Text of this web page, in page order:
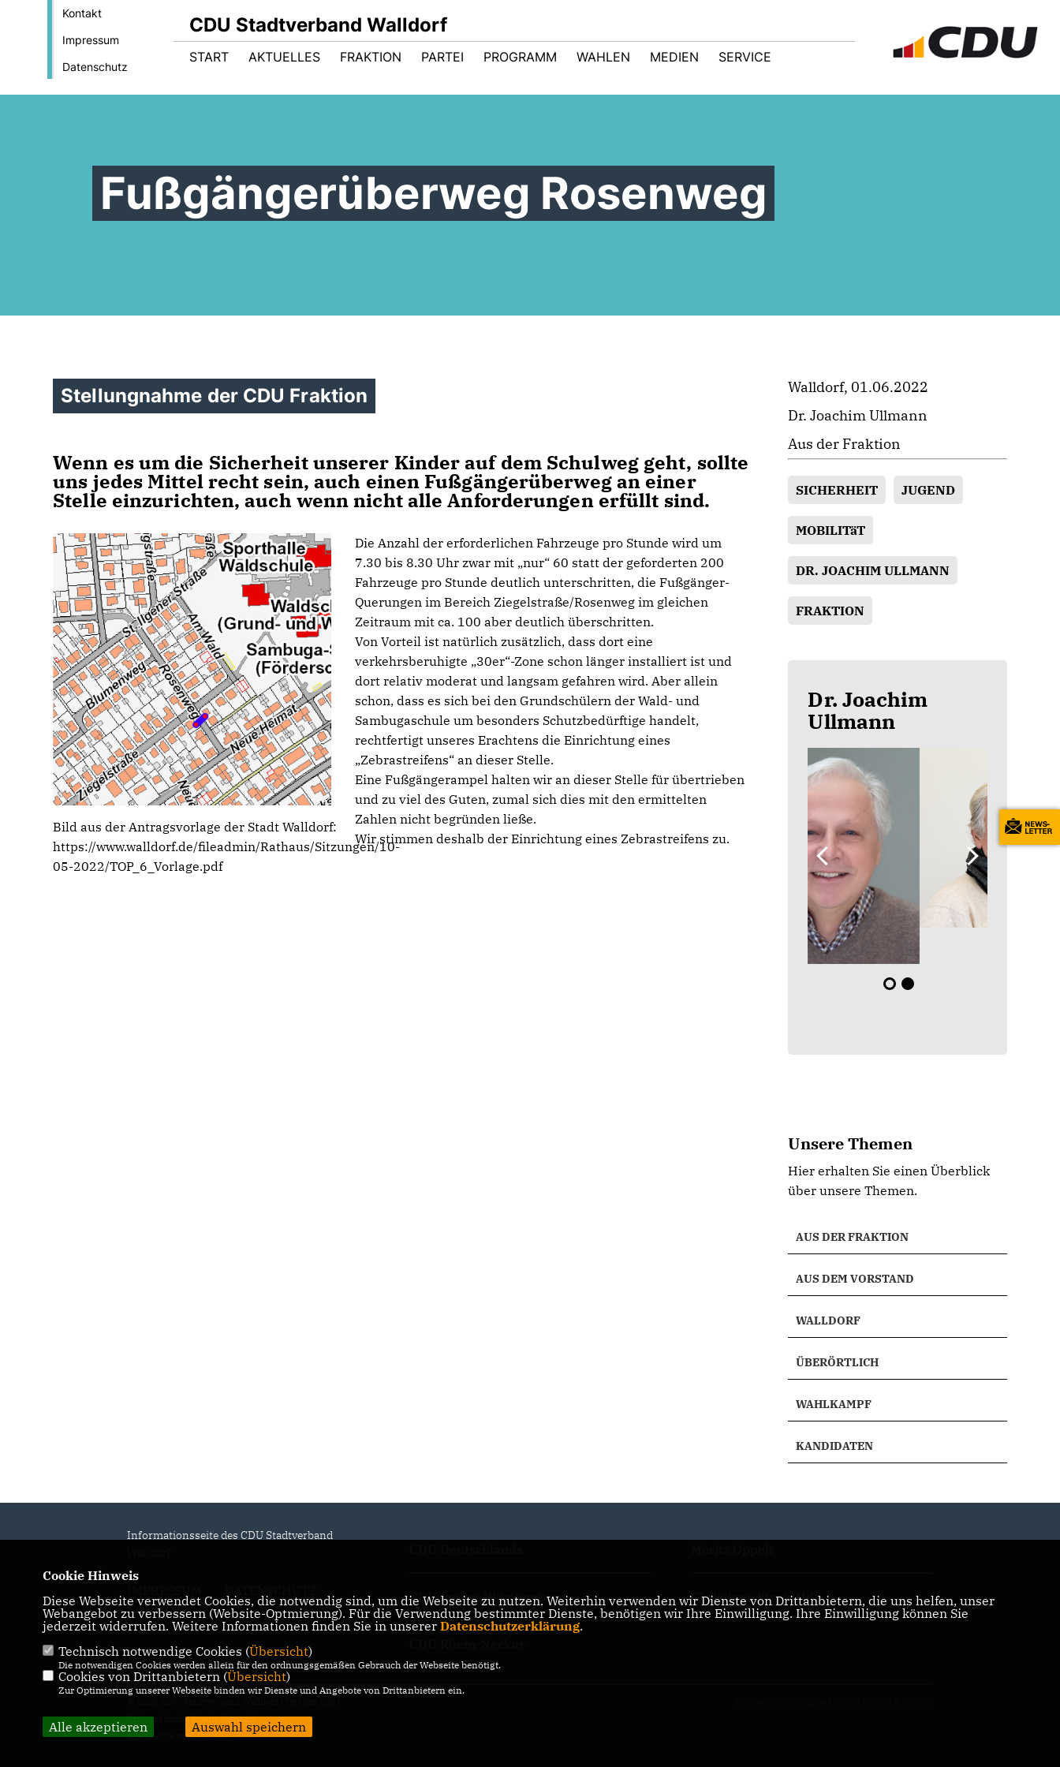
Kontakt
Impressum
Datenschutz
CDU Stadtverband Walldorf
START AKTUELLES FRAKTION PARTEI PROGRAMM WAHLEN MEDIEN SERVICE
Fußgängerüberweg Rosenweg
Stellungnahme der CDU Fraktion
Wenn es um die Sicherheit unserer Kinder auf dem Schulweg geht, sollte
uns jedes Mittel recht sein, auch einen Fußgängerüberweg an einer
Stelle einzurichten, auch wenn nicht alle Anforderungen erfüllt sind.
Bild aus der Antragsvorlage der Stadt Walldorf:
https://www.walldorf.de/fileadmin/Rathaus/Sitzungen/10-
05-2022/TOP_6_Vorlage.pdf
Die Anzahl der erforderlichen Fahrzeuge pro Stunde wird um
7.30 bis 8.30 Uhr zwar mit „nur“ 60 statt der geforderten 200
Fahrzeuge pro Stunde deutlich unterschritten, die Fußgänger-
Querungen im Bereich Ziegelstraße/Rosenweg im gleichen
Zeitraum mit ca. 100 aber deutlich überschritten.
Von Vorteil ist natürlich zusätzlich, dass dort eine
verkehrsberuhigte „30er“-Zone schon länger installiert ist und
dort relativ moderat und langsam gefahren wird. Aber allein
schon, dass es sich bei den Grundschülern der Wald- und
Sambugaschule um besonders Schutzbedürftige handelt,
rechtfertigt unseres Erachtens die Einrichtung eines
Zebrastreifens“ an dieser Stelle.
Eine Fußgängerampel halten wir an dieser Stelle für übertrieben
und zu viel des Guten, zumal sich dies mit den ermittelten
Zahlen nicht begründen ließe.
Wir stimmen deshalb der Einrichtung eines Zebrastreifens zu.
Walldorf, 01.06.2022
Dr. Joachim Ullmann
Aus der Fraktion
SICHERHEIT JUGEND
MOBILITäT
DR. JOACHIM ULLMANN
FRAKTION
Dr. Joachim
Ullmann
Unsere Themen
Hier erhalten Sie einen Überblick
über unsere Themen.
AUS DER FRAKTION
AUS DEM VORSTAND
WALLDORF
ÜBERÖRTLICH
WAHLKAMPF
KANDIDATEN
Informationsseite des CDU Stadtverband
KONTAKT
CDU Baden-Württemberg Christiane Staab MdL
Kreisverbands Rhein-Neckar)
Alle Rechte vorbehalten.
Cookie Hinweis
Diese Webseite verwendet Cookies, die notwendig sind, um die Webseite zu nutzen. Weiterhin verwenden wir Dienste von Drittanbietern, die uns helfen, unser
Webangebot zu verbessern (Website-Optmierung). Für die Verwendung bestimmter Dienste, benötigen wir Ihre Einwilligung. Ihre Einwilligung können Sie
jederzeit widerrufen. Weitere Informationen finden Sie in unserer Datenschutzerklärung.
Technisch notwendige Cookies (Übersicht)
Die notwendigen Cookies werden allein für den ordnungsgemäßen Gebrauch der Webseite benötigt.
Cookies von Drittanbietern (Übersicht)
Zur Optimierung unserer Webseite binden wir Dienste und Angebote von Drittanbietern ein.
Alle akzeptieren Auswahl speichern